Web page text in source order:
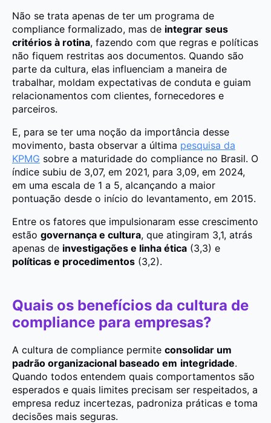
Não se trata apenas de ter um programa de
compliance formalizado, mas de integrar seus
critérios à rotina, fazendo com que regras e políticas
não fiquem restritas aos documentos. Quando são
parte da cultura, elas influenciam a maneira de
trabalhar, moldam expectativas de conduta e guiam
relacionamentos com clientes, fornecedores e
parceiros.
E, para se ter uma noção da importância desse
movimento, basta observar a última pesquisa da
KPMG sobre a maturidade do compliance no Brasil. O
índice subiu de 3,07, em 2021, para 3,09, em 2024,
em uma escala de 1 a 5, alcançando a maior
pontuação desde o início do levantamento, em 2015.
Entre os fatores que impulsionaram esse crescimento
estão governança e cultura, que atingiram 3,1, atrás
apenas de investigações e linha ética (3,3) e
políticas e procedimentos (3,2).
Quais os benefícios da cultura de
compliance para empresas?
A cultura de compliance permite consolidar um
padrão organizacional baseado em integridade.
Quando todos entendem quais comportamentos são
esperados e quais limites precisam ser respeitados, a
empresa reduz incertezas, padroniza práticas e toma
decisões mais seguras.